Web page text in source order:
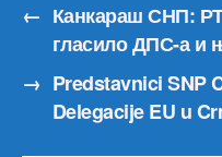
← Канкараш СНП:
гласило ДПС-а и
→ Predstavnici SNP
Delegacije EU u